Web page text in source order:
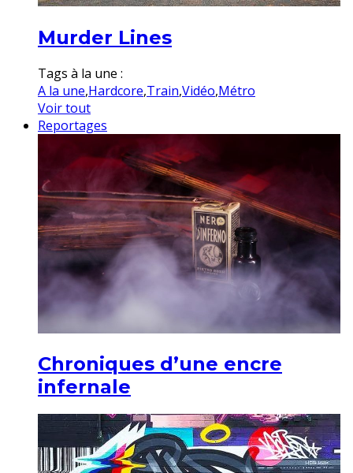
Murder Lines
Tags à la une :
A la une,Hardcore,Train,Vidéo,Métro
Voir tout
Reportages
Chroniques d’une encre
infernale